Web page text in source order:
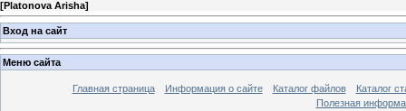
[Platonova Arisha]
Вход на сайт
Меню сайта
Главная страница Информация о сайте Каталог файлов
Каталог
Полезная